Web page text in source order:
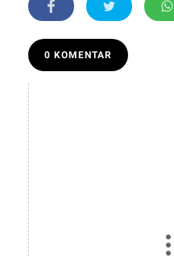
0 KOMENTAR